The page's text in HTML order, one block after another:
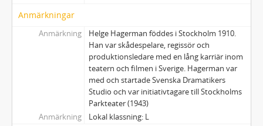
Anmärkningar
Anmärkning
Helge Hagerman föddes i Stockholm 1910.
Han var skådespelare, regissör och
produktionsledare med en lång karriär inom
teatern och filmen i Sverige. Hagerman var
med och startade Svenska Dramatikers
Studio och var initiativtagare till Stockholms
Parkteater (1943)
Anmärkning
Lokal klassning: L